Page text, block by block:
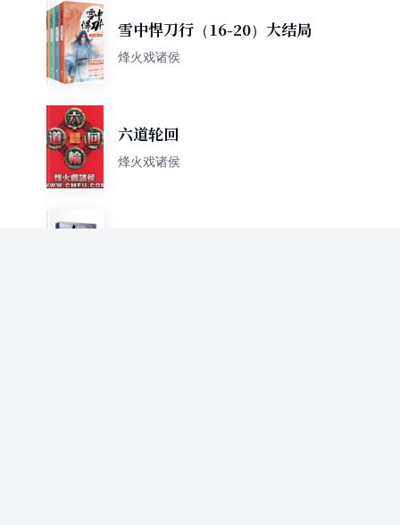
雪中悍刀行（16-20）大结局
烽火戏诸侯
六道轮回
烽火戏诸侯